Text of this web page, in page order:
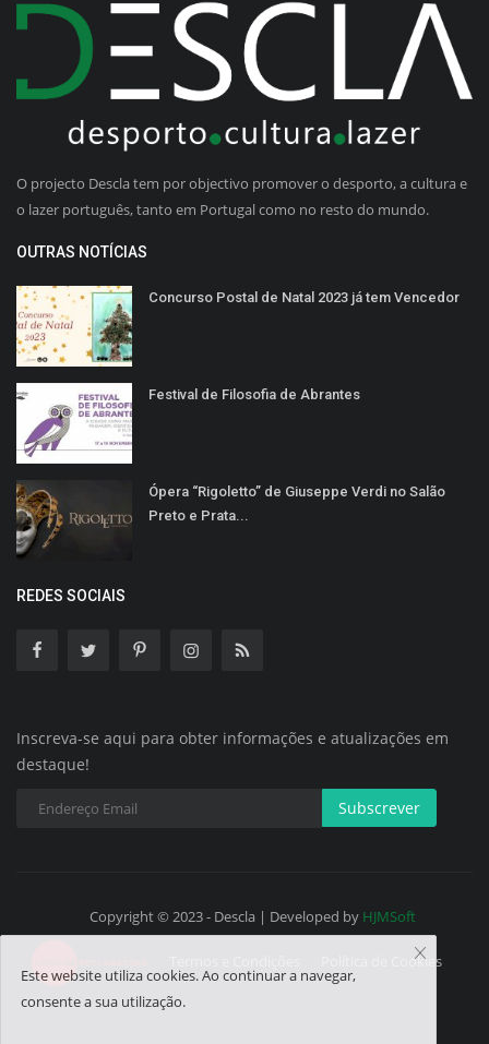
O projecto Descla tem por objectivo promover o desporto, a cultura e
o lazer português, tanto em Portugal como no resto do mundo.
OUTRAS NOTÍCIAS
Concurso Postal de Natal 2023 já tem Vencedor
Festival de Filosofia de Abrantes
Ópera “Rigoletto” de Giuseppe Verdi no Salão
Preto e Prata...
REDES SOCIAIS
Inscreva-se aqui para obter informações e atualizações em
destaque!
Subscrever
Copyright © 2023 - Descla | Developed by HJMSoft
Política de Cookies
Este website utiliza cookies. Ao continuar a navegar,
consente a sua utilização.